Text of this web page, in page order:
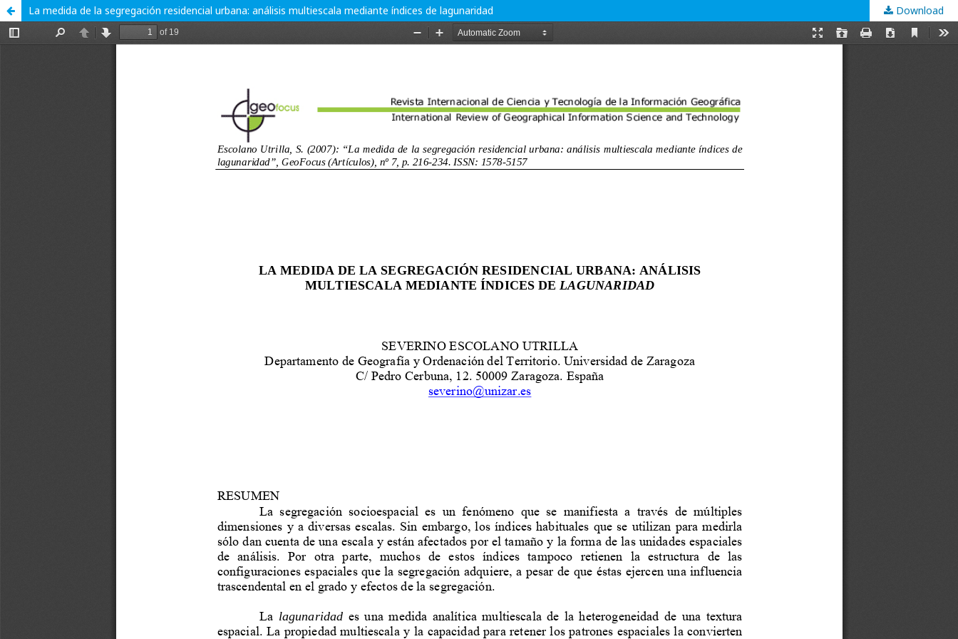
La medida de la segregación residencial urbana: análisis multiescala mediante índices de lagunaridad Download